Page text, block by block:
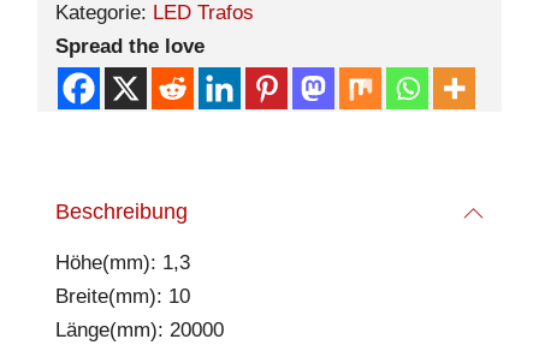
Kategorie: LED Trafos
Spread the love
Beschreibung
Höhe(mm): 1,3
Breite(mm): 10
Länge(mm): 20000